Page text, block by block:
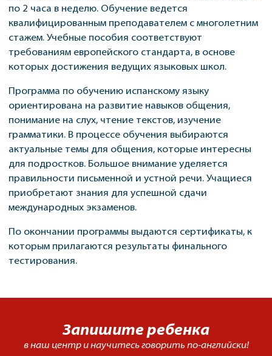
по 2 часа в неделю. Обучение ведется
квалифицированным преподавателем с многолетним
стажем. Учебные пособия соответствуют
требованиям европейского стандарта, в основе
которых достижения ведущих языковых школ.
Программа по обучению испанскому языку
ориентирована на развитие навыков общения,
понимание на слух, чтение текстов, изучение
грамматики. В процессе обучения выбираются
актуальные темы для общения, которые интересны
для подростков. Большое внимание уделяется
правильности письменной и устной речи. Учащиеся
приобретают знания для успешной сдачи
международных экзаменов.
По окончании программы выдаются сертификаты, к
которым прилагаются результаты финального
тестирования.
Запишите ребенка
в наш центр и научитесь говоритьпо-английски!